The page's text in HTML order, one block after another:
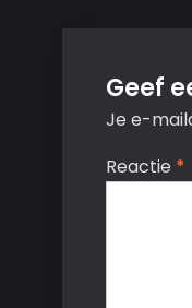
Geef
Je e-
Reactie *